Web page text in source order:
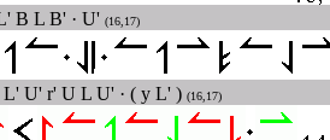
B L B' · U' (16,17)
L' U' r' U L U' · ( y L' ) (16,17)